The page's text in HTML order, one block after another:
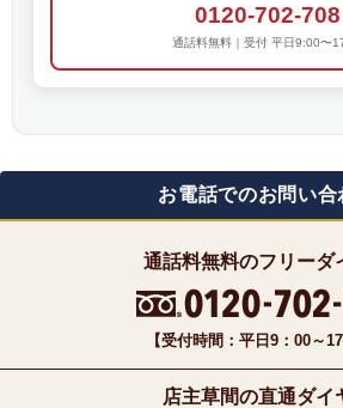
0120-702-708
通話料無料｜受付 平日9:00〜
お電話でのお問い合
通話料無料のフリーダ
【受付時間：平日9：00～17
店主草間の直通ダイ